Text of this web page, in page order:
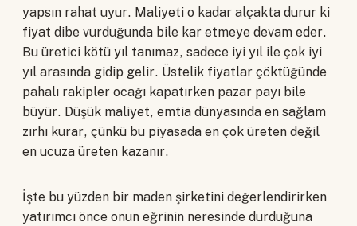
yapsın rahat uyur. Maliyeti o kadar alçakta durur ki
fiyat dibe vurduğunda bile kar etmeye devam eder.
Bu üretici kötü yıl tanımaz, sadece iyi yıl ile çok iyi
yıl arasında gidip gelir. Üstelik fiyatlar çöktüğünde
pahalı rakipler ocağı kapatırken pazar payı bile
büyür. Düşük maliyet, emtia dünyasında en sağlam
zırhı kurar, çünkü bu piyasada en çok üreten değil
en ucuza üreten kazanır.
İşte bu yüzden bir maden şirketini değerlendirirken
yatırımcı önce onun eğrinin neresinde durduğuna